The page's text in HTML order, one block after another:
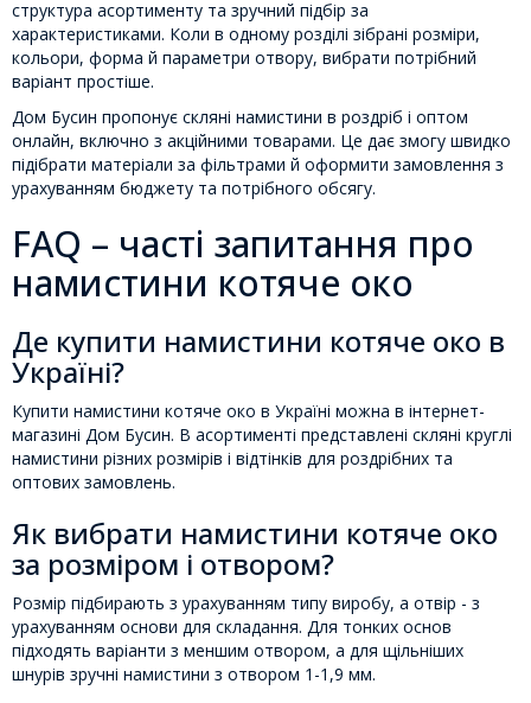
структура асортименту та зручний підбір за
характеристиками. Коли в одному розділі зібрані розміри,
кольори, форма й параметри отвору, вибрати потрібний
варіант простіше.
Дом Бусин пропонує скляні намистини в роздріб і оптом
онлайн, включно з акційними товарами. Це дає змогу швидко
підібрати матеріали за фільтрами й оформити замовлення з
урахуванням бюджету та потрібного обсягу.
FAQ – часті запитання про
намистини котяче око
Де купити намистини котяче око в
Україні?
Купити намистини котяче око в Україні можна в інтернет-
магазині Дом Бусин. В асортименті представлені скляні круглі
намистини різних розмірів і відтінків для роздрібних та
оптових замовлень.
Як вибрати намистини котяче око
за розміром і отвором?
Розмір підбирають з урахуванням типу виробу, а отвір - з
урахуванням основи для складання. Для тонких основ
підходять варіанти з меншим отвором, а для щільніших
шнурів зручні намистини з отвором 1-1,9 мм.